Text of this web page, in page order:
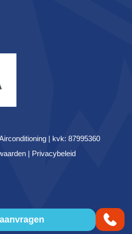
| kvk: 87995360
| Privacybeleid